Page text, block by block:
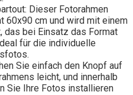
Dieser Fotorahmen
60x90 cm und wird mit einem
das bei Einsatz das Format
für die individuelle
Sie einfach den Knopf auf
leicht, und innerhalb
Sie Ihre Fotos installieren